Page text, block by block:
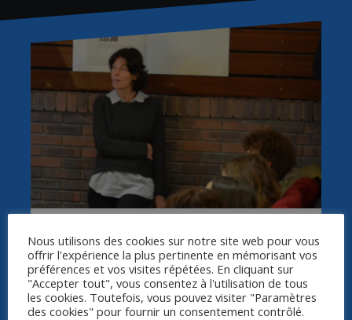
Intervention de Céline
Rochon
Formatrice de l’Académie de Clermont-Fd
Nous utilisons des cookies sur notre site web pour vous
offrir l'expérience la plus pertinente en mémorisant vos
préférences et vos visites répétées. En cliquant sur
"Accepter tout", vous consentez à l'utilisation de tous
les cookies. Toutefois, vous pouvez visiter "Paramètres
des cookies" pour fournir un consentement contrôlé.